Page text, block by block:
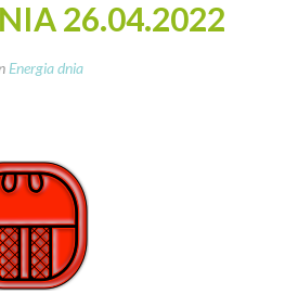
26.04.2022
Energia dnia